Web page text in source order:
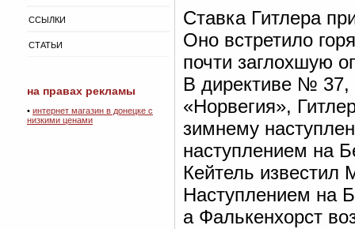
ССЫЛКИ
СТАТЬИ
на правах рекламы
• интернет магазин в донецке с
низкими ценами
Ставка Гитлера
Оно встретило
почти заглохшую
В директиве № 37,
«Норвегия»,
зимнему
наступлением на
Кейтель известил
Наступлением на
а Фалькенхорст